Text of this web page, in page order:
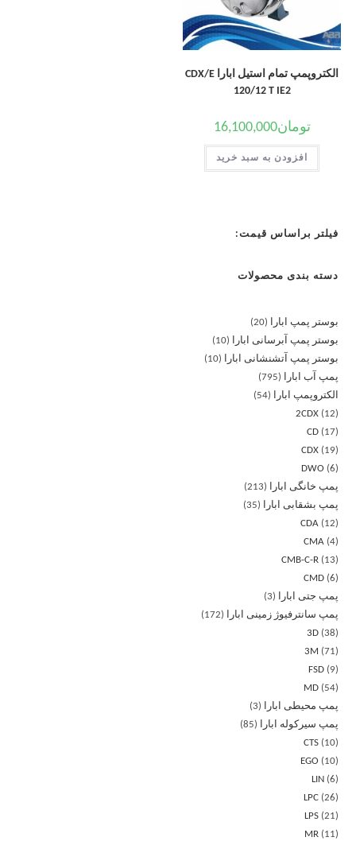
الکتروپمپ تمام استیل ابارا CDX/E
120/12 T IE2
تومان16,100,000
افزودن به سبد خرید
فیلتر براساس قیمت:
دسته بندی محصولات
بوستر پمپ ابارا
20
بوستر پمپ آبرسانی ابارا
10
بوستر پمپ آتشنشانی ابارا
10
پمپ آب ابارا
795
الکتروپمپ ابارا
54
2CDX
12
CD
17
CDX
19
DWO
6
پمپ خانگی ابارا
213
پمپ بشقابی ابارا
35
CDA
12
CMA 4
CMB-C-R
13
CMD 6
پمپ جتی ابارا
3
پمپ سانترفیوژ زمینی ابارا
172
3D 38
3M
71
FSD
9
MD
54
پمپ محیطی ابارا
3
پمپ سیرکوله ابارا
85
CTS
10
EGO
10
LIN
6
LPC 26
LPS 21
MR
11